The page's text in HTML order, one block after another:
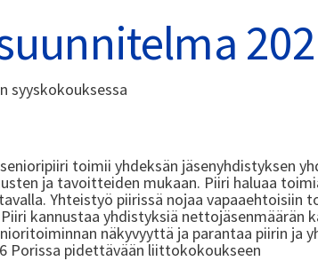
syyskokouksessa
toimii yhdeksän jäsenyhdistyksen
ja tavoitteiden mukaan. Piiri haluaa
Yhteistyö piirissä nojaa vapaaehtoisiin
kannustaa yhdistyksiä nettojäsenmäärän
näkyvyyttä ja parantaa piirin ja
Porissa pidettävään liittokokoukseen